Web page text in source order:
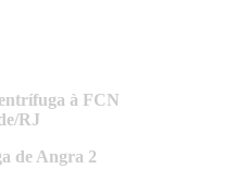
à FCN
RJ
de Angra 2